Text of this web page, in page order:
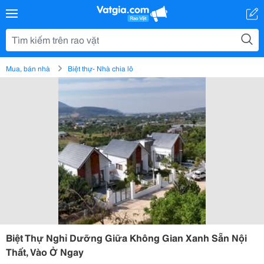
Mua, bán nhà Biệt thự- Nhà chia lô
Biệt Thự Nghỉ Dưỡng Giữa Không Gian Xanh Sẵn Nội
Thất, Vào Ở Ngay